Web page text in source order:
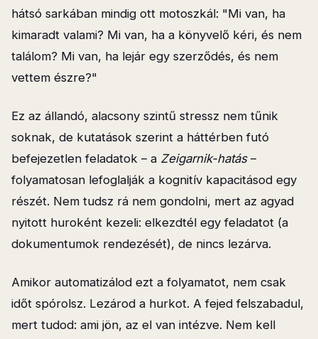
hátsó sarkában mindig ott motoszkál: "Mi van, ha
kimaradt valami? Mi van, ha a könyvelő kéri, és nem
találom? Mi van, ha lejár egy szerződés, és nem
vettem észre?"
Ez az állandó, alacsony szintű stressz nem tűnik
soknak, de kutatások szerint a háttérben futó
befejezetlen feladatok – a Zeigarnik-hatás–
folyamatosan lefoglalják a kognitív kapacitásod egy
részét. Nem tudsz rá nem gondolni, mert az agyad
nyitott huroként kezeli: elkezdtél egy feladatot (a
dokumentumok rendezését), de nincs lezárva.
Amikor automatizálod ezt a folyamatot, nem csak
időt spórolsz. Lezárod a hurkot. A fejed felszabadul,
mert tudod: ami jön, az el van intézve. Nem kell